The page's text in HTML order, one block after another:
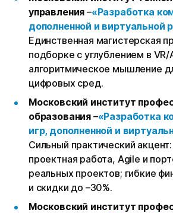
управления–«Разработка
дополненной и виртуальной
Единственная магистерская
подборке с углублением в VR/
алгоритмическое мышление
цифровых сред.
Московский институт
образования –«Разработка
игр, дополненной и
Сильный практический
проектная работа, Agile и
реальных проектов; гибкие
и скидки до –30%.
Московский институт